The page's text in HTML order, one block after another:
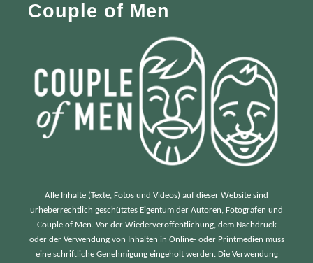
Couple of Men
Alle Inhalte (Texte, Fotos und Videos) auf dieser Website sind
urheberrechtlich geschütztes Eigentum der Autoren, Fotografen und
Couple of Men. Vor der Wiederveröffentlichung, dem Nachdruck
oder der Verwendung von Inhalten in Online- oder Printmedien muss
eine schriftliche Genehmigung eingeholt werden. Die Verwendung